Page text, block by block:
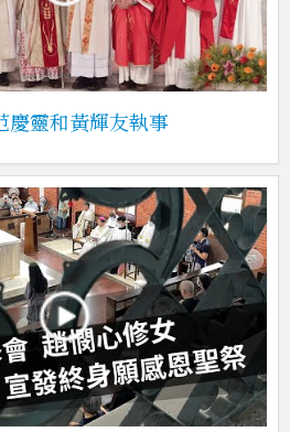
慶靈和黃輝友執事